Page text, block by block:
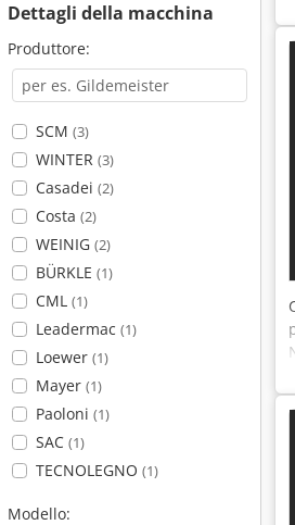
Dettagli della macchina
Produttore:
SCM (3)
WINTER (3)
Casadei (2)
Costa (2)
WEINIG (2)
BÜRKLE (1)
CML (1)
Leadermac (1)
Loewer (1)
Mayer (1)
Paoloni (1)
SAC (1)
TECNOLEGNO (1)
Modello: